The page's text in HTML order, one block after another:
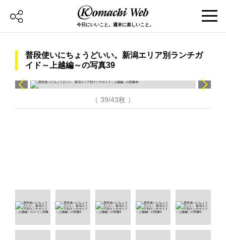
今日にいいこと。週末に楽しいこと。
普段使いにちょうどいい。新潟エリア別ランチガ
イド～上越編～の写真39
（ 39/43枚 ）